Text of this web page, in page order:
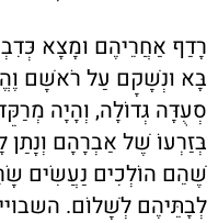
רָדַף אַחֲרֵיהֶם וּמָצָא
בָּא וּנְשָׁקָם עַל רֹאשָׁם
סְעֻדָּה גְּדוֹלָה, וְהָיָה
בְּזַרְעוֹ שֶׁל אַבְרָהָם
שֶׁהֵם הוֹלְכִים נַעֲשִׂים
לְבָתֵּיהֶם לְשָׁלוֹם.